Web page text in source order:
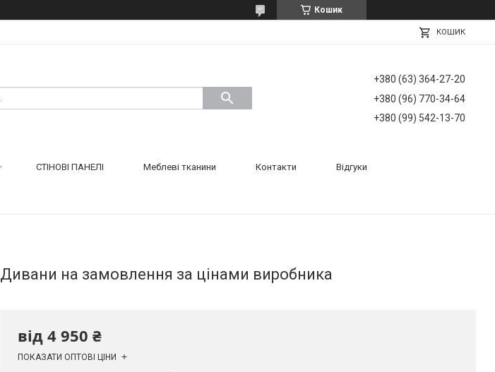
Кошик
КОШИК
+380 (63) 364-27-20
+380 (96) 770-34-64
+380 (99) 542-13-70
СТІНОВІ ПАНЕЛІ Меблеві тканини Контакти Відгуки
Дивани на замовлення за цінами виробника
від 4 950 ₴
ПОКАЗАТИ ОПТОВІ ЦІНИ